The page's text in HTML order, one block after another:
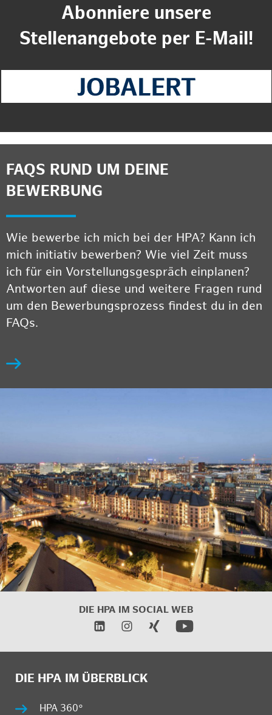
Abonniere unsere
Stellenangebote per E-Mail!
FAQS RUND UM DEINE
BEWERBUNG
Wie bewerbe ich mich bei der HPA? Kann ich
mich initiativ bewerben? Wie viel Zeit muss
ich für ein Vorstellungsgespräch einplanen?
Antworten auf diese und weitere Fragen rund
um den Bewerbungsprozess findest du in den
FAQs.
DIE HPA IM SOCIAL WEB
DIE HPA IM ÜBERBLICK
HPA 360°